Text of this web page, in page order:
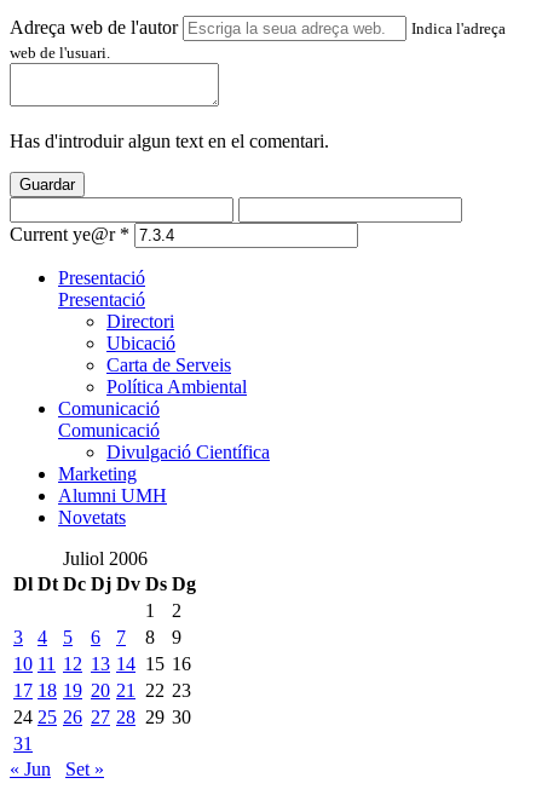
Adreça web de l'autor
Indica l'adreça
web de l'usuari.
Has d'introduir algun text en el comentari.
Guardar
Current ye@r *
Presentació
Presentació
Directori
Ubicació
Carta de Serveis
Política Ambiental
Comunicació
Comunicació
Divulgació Científica
Marketing
Alumni UMH
Novetats
Juliol 2006
Dl Dt Dc Dj Dv Ds Dg
1
2
3
4 5 6 7 8
9
10 11 12 13 14 15 16
17 18 19 20 21 22 23
24 25 26 27 28 29 30
31
« Jun
Set »